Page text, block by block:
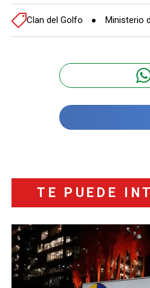
Clan del Golfo Ministerio
TE PUEDE